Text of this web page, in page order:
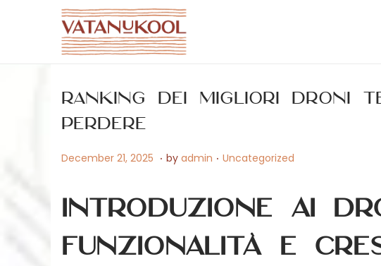
S
p
t
n
v
g
a
S
p
t
c
n
t
e
n
Ranking dei migliori droni
perdere
P
s
t
e
d
December 21, 2025 A
r
i
l
2
. by admin . P
s
t
e
d
Uncategorized
Introduzione ai
funzionalità e